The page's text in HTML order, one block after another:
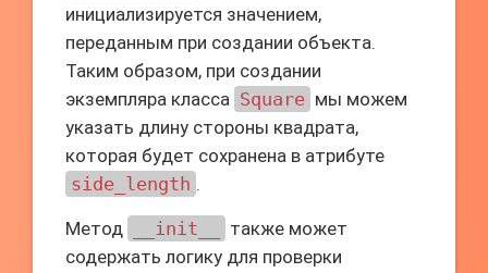
инициализируется значением,
переданным при создании объекта.
Таким образом, при создании
экземпляра класса Square мы можем
указать длину стороны квадрата,
которая будет сохранена в атрибуте
side_length .
Метод __init__
также может
содержать логику для проверки